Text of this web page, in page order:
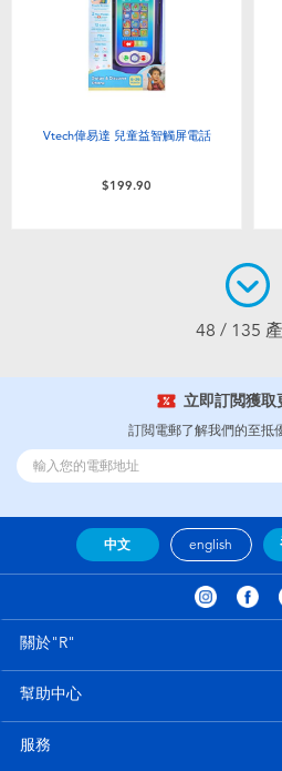
Vtech偉易達 兒童益智觸屏電話
$199.90
48 / 135
立即訂閲獲取
訂閲電郵了解我們的至抵
中文 english
關於"R"
幫助中心
服務